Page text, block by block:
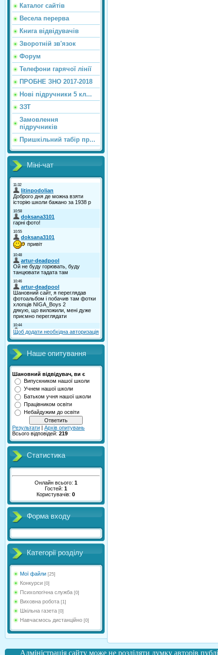
Каталог сайтiв
Весела перерва
Книга відвідувачів
Зворотній зв'язок
Форум
Телефони гарячої лінії
ПРОБНЕ ЗНО 2017-2018
Нові підручники 5 кл...
ЗЗТ
Замовлення
підручників
Пришкільний табір пр...
Міні-чат
Щоб додати необхідна авторизація
Наше опитування
Шановний відвідувач, ви є
Випускником нашої школи
Учнем нашої школи
Батьком учня нашої школи
Працівником освіти
Небайдужим до освіти
Результати | Архів опитувань
Всього відповідей: 219
Статистика
Онлайн всього: 1
Гостей: 1
Користувачів:0
Форма входу
Категорії розділу
Мої файли [25]
Конкурси [0]
Психологічна служба [0]
Виховна робота [1]
Шкільна газета [0]
Навчаємось дистанційно [0]
Адміністрація сайту може не розділяти думку авторів